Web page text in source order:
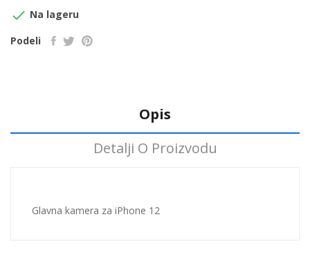
 Na lageru
Podeli
Opis
Detalji O Proizvodu
Glavna kamera za iPhone 12